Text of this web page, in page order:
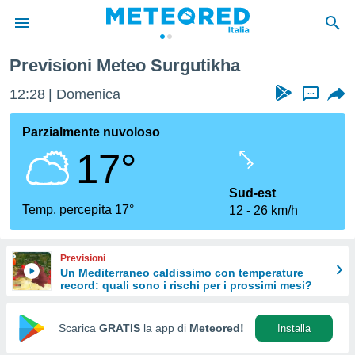
di
per
le
di
Web
Previsioni Meteo Surgutikha
12:28 Domenica ...
Parzialmente nuvoloso
17°
Temp. percepita 17°
Sud-est
12
26 km/h
Previsioni
Un Mediterraneo caldissimo con temperature
record: quali sono i rischi per i prossimi mesi?
Scarica GRATIS la app di Meteored! Installa